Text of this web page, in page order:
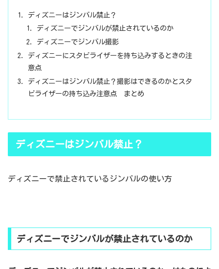
ディズニーはジンバル禁止？
ディズニーでジンバルが禁止されているのか
ディズニーでジンバル撮影
ディズニーにスタビライザーを持ち込みするときの注
意点
ディズニーはジンバル禁止？撮影はできるのかとスタ
ビライザーの持ち込み注意点 まとめ
ディズニーはジンバル禁止？
ディズニーで禁止されているジンバルの使い方
ディズニーでジンバルが禁止されているのか